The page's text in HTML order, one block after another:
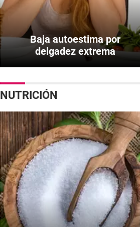
Baja autoestima por
delgadez extrema
NUTRICIÓN